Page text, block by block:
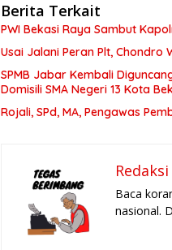
Berita Terkait
PWI Bekasi Raya Sambut
Usai Jalani Peran Plt,
SPMB Jabar Kembali
Domisili SMA Negeri 13 Kota
Rojali, SPd, MA, Pengawas
Baca
nasional.